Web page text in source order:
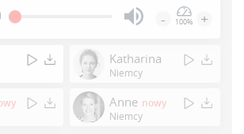
Enter
or
to
show
- 100% +
Katharina
Niemcy
Anne nowy
Niemcy